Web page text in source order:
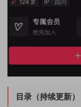
目录（持续更新）